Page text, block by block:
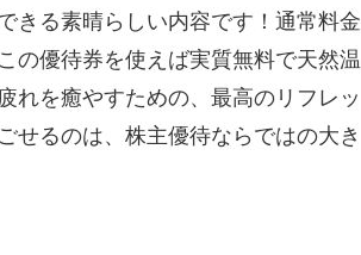
きる素晴らしい内容です！通常料金
の優待券を使えば実質無料で天然温
れを癒やすための、最高のリフレッ
せるのは、株主優待ならではの大き